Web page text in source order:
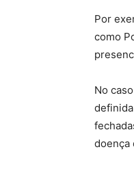
Por
como
No
doença